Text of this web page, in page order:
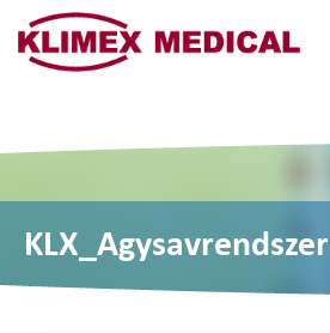
KLX_Agysavrendszer